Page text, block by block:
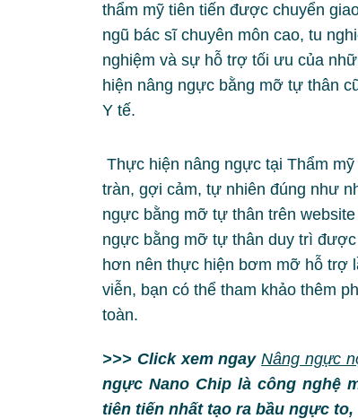
thẩm mỹ tiên tiến được chuyển
ngũ bác sĩ chuyên môn cao, tu
nghiệm và sự hỗ trợ tối ưu của
hiện nâng ngực bằng mỡ tự thân
Y tế.
Thực hiện nâng ngực tại Thẩm
tràn, gợi cảm, tự nhiên đúng như
ngực bằng mỡ tự thân trên
ngực bằng mỡ tự thân duy trì
hơn nên thực hiện bơm mỡ hỗ trợ
viễn, bạn có thể tham khảo thêm
toàn.
>>> Click xem ngayNâng ngực
ngực Nano Chip là công nghệ
tiên tiến nhất tạo ra bầu ngực